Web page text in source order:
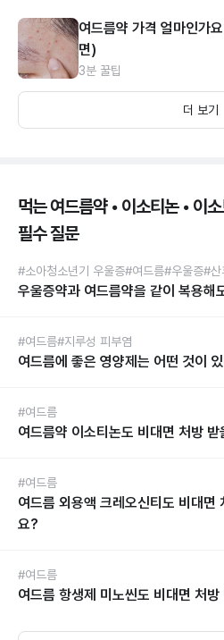
여드름약 가격 얼마인가
면)
3분 꿀팁
더 보기
먹는 여드름약 • 이소티논 • 이
필수 질문
#소아청소년기 우울증#여드름#우울증#산
우울증약과 여드름약을 같이 복용해
#여드름#지루성 피부염
여드름에 좋은 영양제는 어떤 것이
#여드름
여드름약 이소티논도 비대면 처방
#여드름
여드름 외용액 크레오신티도 비대면
요?
#여드름
여드름 항생제 미노씬도 비대면 처